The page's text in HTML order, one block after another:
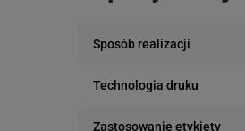
Sposób realizacji
Technologia druku
Zastosowanie etykiety